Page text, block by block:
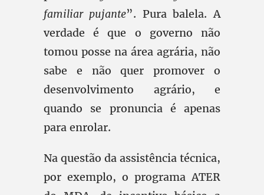
familiar pujante”. Pura balela. A
verdade é que o governo não
tomou posse na área agrária, não
sabe e não quer promover o
desenvolvimento agrário, e
quando se pronuncia é apenas
para enrolar.
Na questão da assistência técnica,
por exemplo, o programa ATER